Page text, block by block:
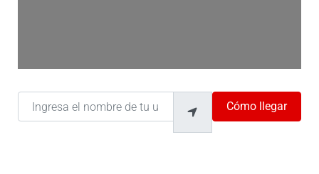
Ingresa el nombre de tu ubicación
Cómo llegar